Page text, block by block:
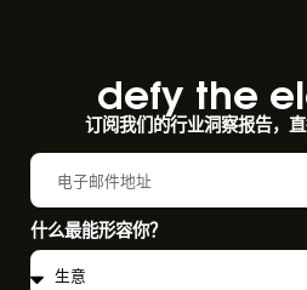
defy the
订阅我们的行业洞察报告，
什么最能形容你？